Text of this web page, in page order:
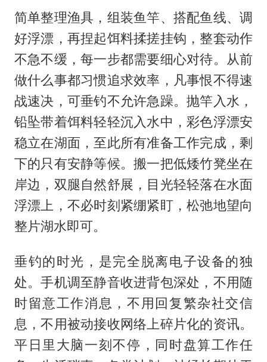
简单整理渔具，组装鱼竿、搭配鱼线、调
好浮漂，再捏起饵料揉搓挂钩，整套动作
不急不缓，每一步都需要细心对待。从前
做什么事都习惯追求效率，凡事恨不得速
战速决，可垂钓不允许急躁。抛竿入水，
铅坠带着饵料轻轻沉入水中，彩色浮漂安
稳立在湖面，至此所有准备工作完成，剩
下的只有安静等候。搬一把低矮竹凳坐在
岸边，双腿自然舒展，目光轻轻落在水面
浮漂上，不必时刻紧绷紧盯，松弛地望向
整片湖水即可。
垂钓的时光，是完全脱离电子设备的独
处。手机调至静音收进背包深处，不用随
时留意工作消息，不用回复繁杂社交信
息，不用被动接收网络上碎片化的资讯。
平日里大脑一刻不停，同时盘算工作任